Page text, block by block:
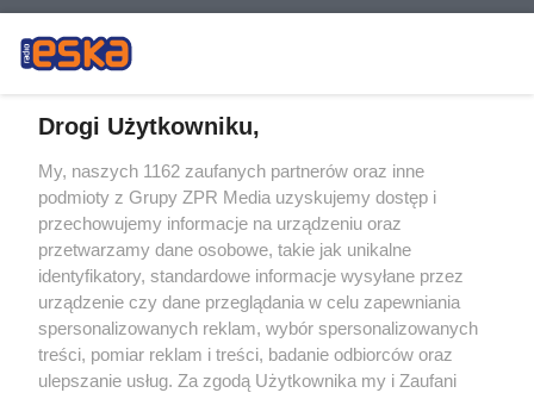
Żaden utwór zamieszczony w serwisie nie może być powielany i
rozpowszechniany lub dalej rozpowszechniany w jakikolwiek sposób (w
tym także elektroniczny lub mechaniczny) na jakimkolwiek polu
eksploatacji w jakiejkolwiek formie, włącznie z umieszczaniem w Internecie
bez pisemnej zgody właściciela praw. Jakiekolwiek użycie lub
wykorzystanie utworów w całości lub w części z naruszeniem prawa, tzn.
bez właściwej zgody, jest zabronione pod groźbą kary i może być ścigane
prawnie.
Drogi Użytkowniku,
My, naszych 1162 zaufanych partnerów oraz inne
podmioty z Grupy ZPR Media uzyskujemy dostęp i
przechowujemy informacje na urządzeniu oraz
przetwarzamy dane osobowe, takie jak unikalne
identyfikatory, standardowe informacje wysyłane przez
urządzenie czy dane przeglądania w celu zapewniania
spersonalizowanych reklam, wybór spersonalizowanych
treści, pomiar reklam i treści, badanie odbiorców oraz
ulepszanie usług. Za zgodą Użytkownika my i Zaufani